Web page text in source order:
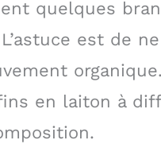
quelques
est de
en laiton à